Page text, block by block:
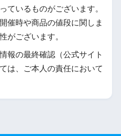
ているものがございます。
催時や商品の値段に関しま
がございます。
報の最終確認（公式サイト
は、ご本人の責任において